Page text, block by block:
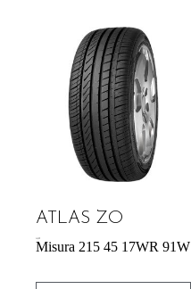
ATLAS ZO
Misura 215 45 17WR 91W